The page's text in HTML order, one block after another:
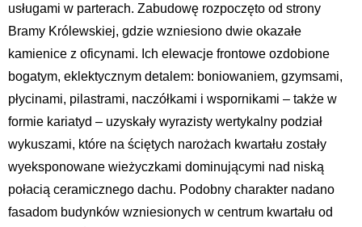
usługami w parterach. Zabudowę rozpoczęto od strony
Bramy Królewskiej, gdzie wzniesiono dwie okazałe
kamienice z oficynami. Ich elewacje frontowe ozdobione
bogatym, eklektycznym detalem: boniowaniem, gzymsami,
płycinami, pilastrami, naczółkami i wspornikami – także w
formie kariatyd – uzyskały wyrazisty wertykalny podział
wykuszami, które na ściętych narożach kwartału zostały
wyeksponowane wieżyczkami dominującymi nad niską
połacią ceramicznego dachu. Podobny charakter nadano
fasadom budynków wzniesionych w centrum kwartału od